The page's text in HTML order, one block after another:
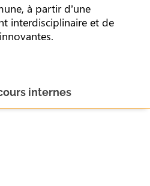
à partir d’une
interdisciplinaire et de
internes